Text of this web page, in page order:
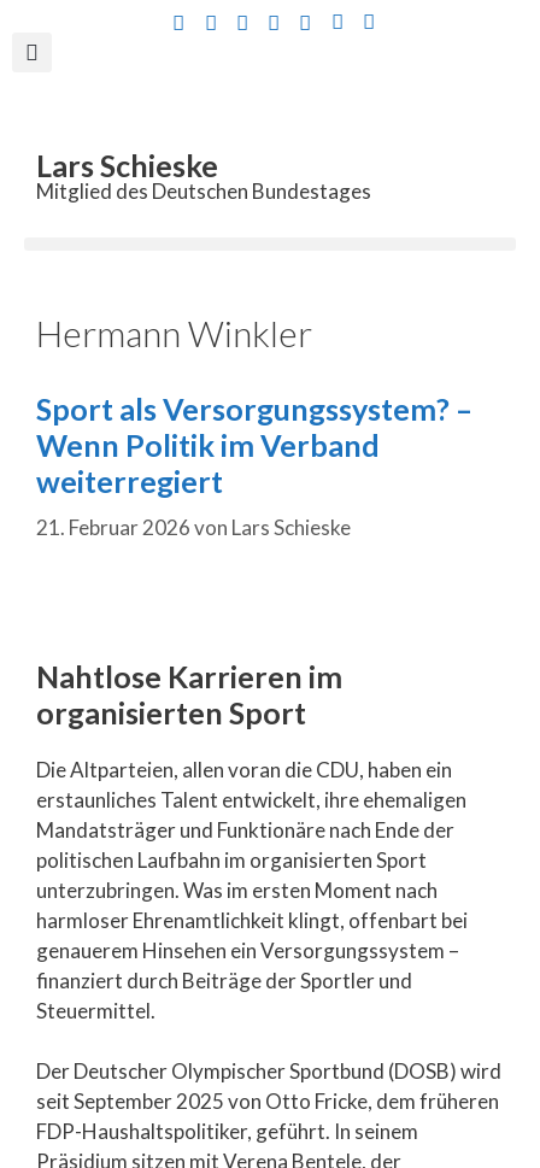
Lars Schieske
Mitglied des Deutschen Bundestages
Hermann Winkler
Sport als Versorgungssystem? –
Wenn Politik im Verband
weiterregiert
21. Februar 2026von Lars Schieske
Nahtlose Karrieren im
organisierten Sport
Die Altparteien, allen voran die CDU, haben ein
erstaunliches Talent entwickelt, ihre ehemaligen
Mandatsträger und Funktionäre nach Ende der
politischen Laufbahn im organisierten Sport
unterzubringen. Was im ersten Moment nach
harmloser Ehrenamtlichkeit klingt, offenbart bei
genauerem Hinsehen ein Versorgungssystem –
finanziert durch Beiträge der Sportler und
Steuermittel.
Der Deutscher Olympischer Sportbund (DOSB) wird
seit September 2025 von Otto Fricke, dem früheren
FDP-Haushaltspolitiker, geführt. In seinem
Präsidium sitzen mit Verena Bentele, der